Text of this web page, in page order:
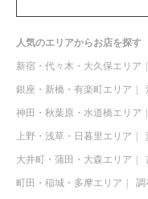
人気のエリアからお店を探す
新宿・代々木・大久保エリア
銀座・新橋・有楽町エリア
神田・秋葉原・水道橋エリア
上野・浅草・日暮里エリア
大井町・蒲田・大森エリア
町田・稲城・多摩エリア 調